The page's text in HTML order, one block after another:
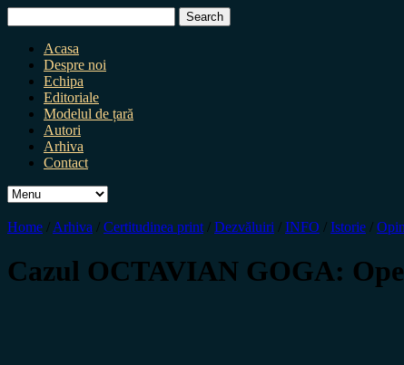
for:
Acasa
Despre noi
Echipa
Editoriale
Modelul de țară
Autori
Arhiva
Contact
Home / Arhiva / Certitudinea print / Dezvăluiri / INFO / Istorie /
Cazul OCTAVIAN GOGA: